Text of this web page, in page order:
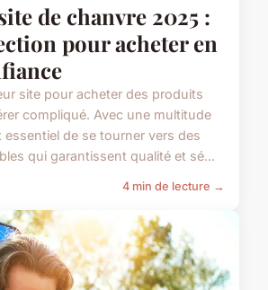
de chanvre 2025 :
pour acheter en
site pour acheter des produits
compliqué. Avec une multitude
de se tourner vers des
qui garantissent qualité et sé...
4 min de lecture →